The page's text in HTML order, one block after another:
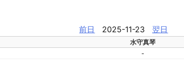
前日 2025-11-23 翌日
水守真琴
-